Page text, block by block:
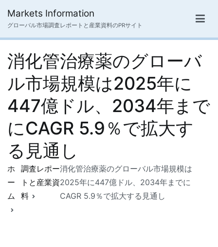
ス
Markets Information
グローバル市場調査レポートと産業資料のPRサイト
消化管治療薬のグローバ
ル市場規模は2025年に
447億ドル、2034年まで
にCAGR 5.9％で拡大す
る見通し
ホ
ー
ム
調査レポー
トと産業資
料
消化管治療薬のグローバル市場規模は
2025年に447億ドル、2034年までに
CAGR 5.9％で拡大する見通し